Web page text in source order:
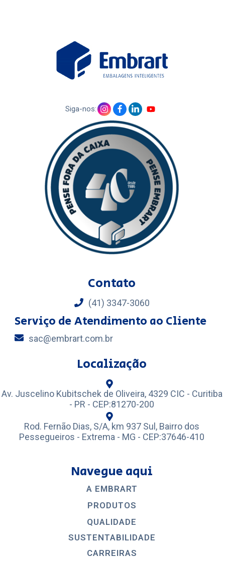
Siga-nos:
Contato
(41) 3347-3060
Serviço de Atendimento ao Cliente
sac@embrart.com.br
Localização
Av. Juscelino Kubitschek de Oliveira, 4329 CIC - Curitiba
- PR - CEP:81270-200
Rod. Fernão Dias, S/A, km 937 Sul, Bairro dos
Pessegueiros - Extrema - MG - CEP:37646-410
Navegue aqui
A EMBRART
PRODUTOS
QUALIDADE
SUSTENTABILIDADE
CARREIRAS